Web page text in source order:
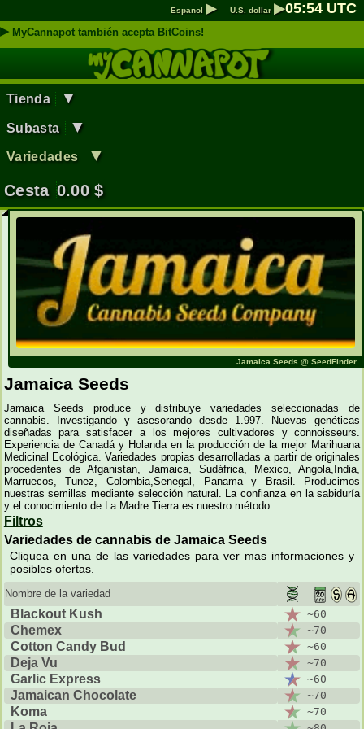
Espanol ▶ U.S. dollar ▶05:54 UTC
▶ MyCannapot también acepta BitCoins!
Tienda ▼
Subasta ▼
Variedades ▼
Cesta 0.00$
Jamaica Seeds @ SeedFinder
Jamaica Seeds
Jamaica Seeds produce y distribuye variedades seleccionadas de
cannabis. Investigando y asesorando desde 1.997. Nuevas genéticas
diseñadas para satisfacer a los mejores cultivadores y connoisseurs.
Experiencia de Canadá y Holanda en la producción de la mejor Marihuana
Medicinal Ecológica. Variedades propias desarrolladas a partir de originales
procedentes de Afganistan, Jamaica, Sudáfrica, Mexico, Angola,India,
Marruecos, Tunez, Colombia,Senegal, Panama y Brasil. Producimos
nuestras semillas mediante selección natural. La confianza en la sabiduría
y el conocimiento de La Madre Tierra es nuestro método.
Filtros
Variedades de cannabis de Jamaica Seeds
Cliquea en una de las variedades para ver mas informaciones y
posibles ofertas.
Nombre de la variedad
Blackout Kush ~60
Chemex ~70
Cotton Candy Bud ~60
Deja Vu ~70
Garlic Express ~60
Jamaican Chocolate ~70
Koma ~70